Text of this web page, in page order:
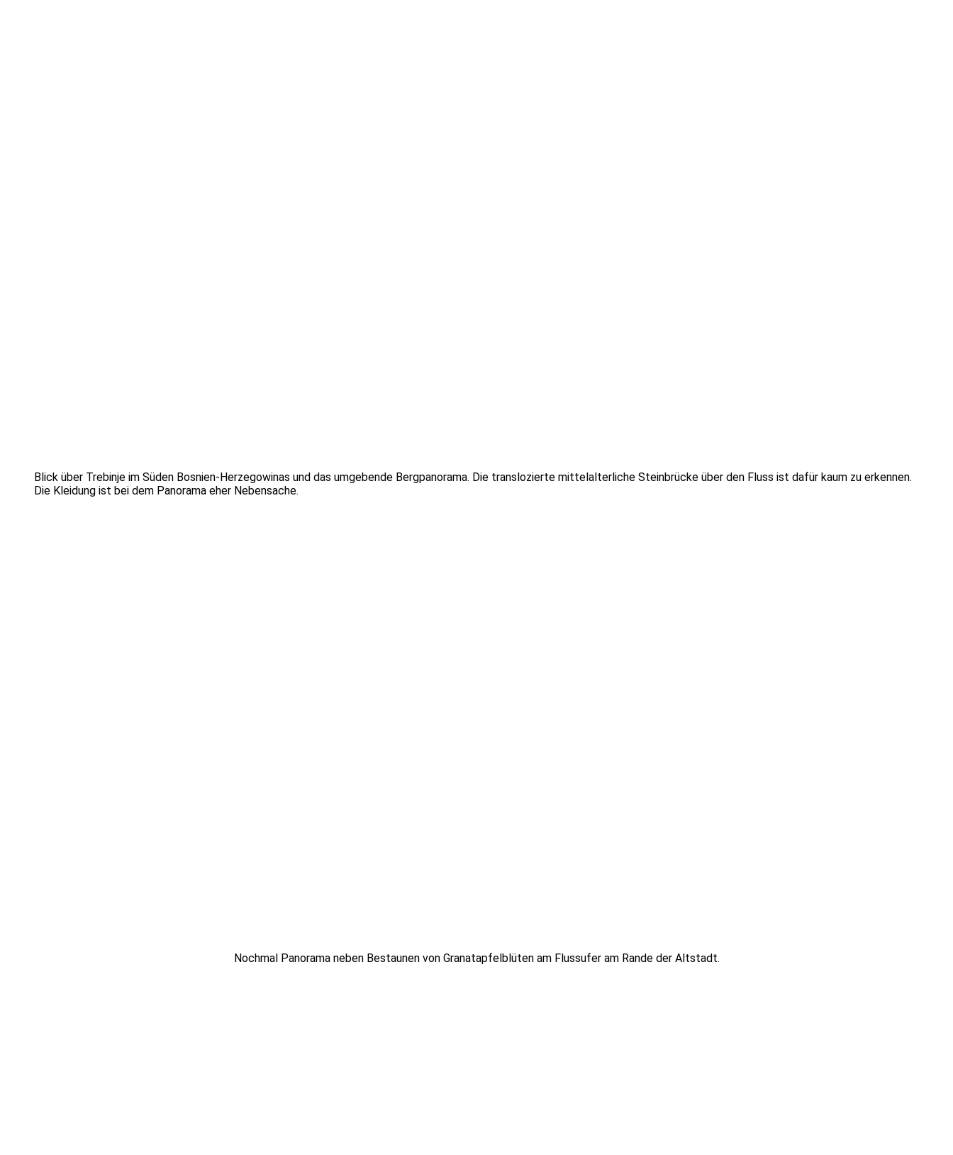
Blick über Trebinje im Süden Bosnien-Herzegowinas und das umgebende Bergpanorama. Die translozierte mittelalterliche Steinbrücke über den Fluss ist dafür kaum zu erkennen.
Die Kleidung ist bei dem Panorama eher Nebensache.
Nochmal Panorama neben Bestaunen von Granatapfelblüten am Flussufer am Rande der Altstadt.